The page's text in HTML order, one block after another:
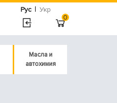
Рус | Укр
0
Масла и
автохимия